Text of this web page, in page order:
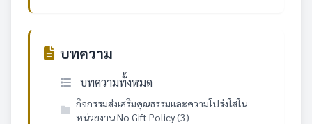
บทความ
บทความทั้งหมด
กิจกรรมส่งเสริมคุณธรรมและความโปร่งใสใน
หน่วยงาน No Gift Policy (3)